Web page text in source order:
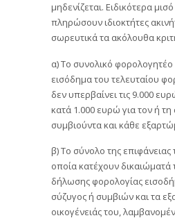
μηδενίζεται. Ειδικότερα
πληρώσουν ιδιοκτήτες
σωρευτικά τα ακόλουθα
α) Το συνολικό φορολογητέο
εισόδημα του τελευταίου
δεν υπερβαίνει τις 9.000
κατά 1.000 ευρώ για τον ή τη
συμβιούντα και κάθε
β) Το σύνολο της
οποία κατέχουν δικαιώματά
δήλωσης φορολογίας
σύζυγος ή συμβιών και τα
οικογένειάς του,